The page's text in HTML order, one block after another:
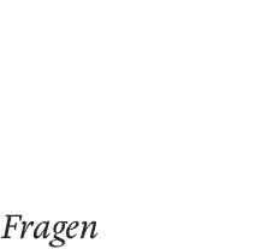
Fragen